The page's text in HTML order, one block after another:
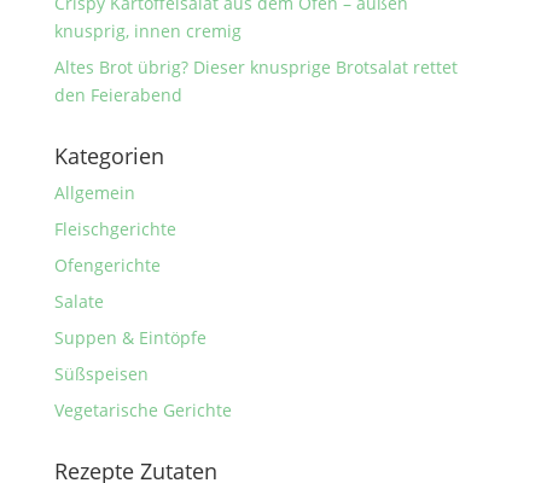
knusprig, innen cremig
Altes Brot übrig? Dieser knusprige Brotsalat rettet
den Feierabend
Kategorien
Allgemein
Fleischgerichte
Ofengerichte
Salate
Suppen & Eintöpfe
Süßspeisen
Vegetarische Gerichte
Rezepte Zutaten